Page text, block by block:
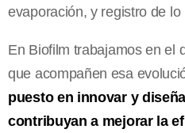
evaporación, y registro de lo
En Biofilm trabajamos en el
que acompañen esa
puesto en innovar y
contribuyan a mejorar la